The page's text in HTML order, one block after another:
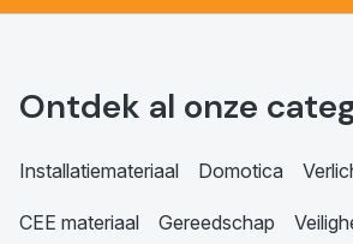
Ontdek al onze
Installatiemateriaal Domotica
CEE materiaal Gereedschap